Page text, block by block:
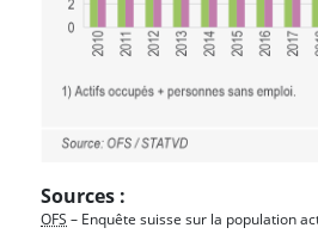
Sources :
OFS – Enquête suisse sur la population